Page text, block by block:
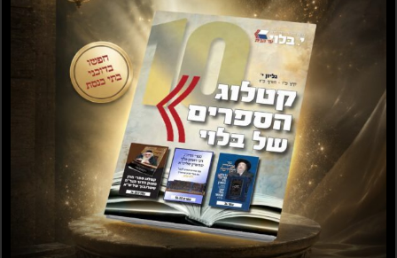
/ רכה
₪20.00
–
₪ 25.00
בחר אפשרויות
/ כריכה רכה
₪ 20.00
–
25.00
בחר אפשרויות